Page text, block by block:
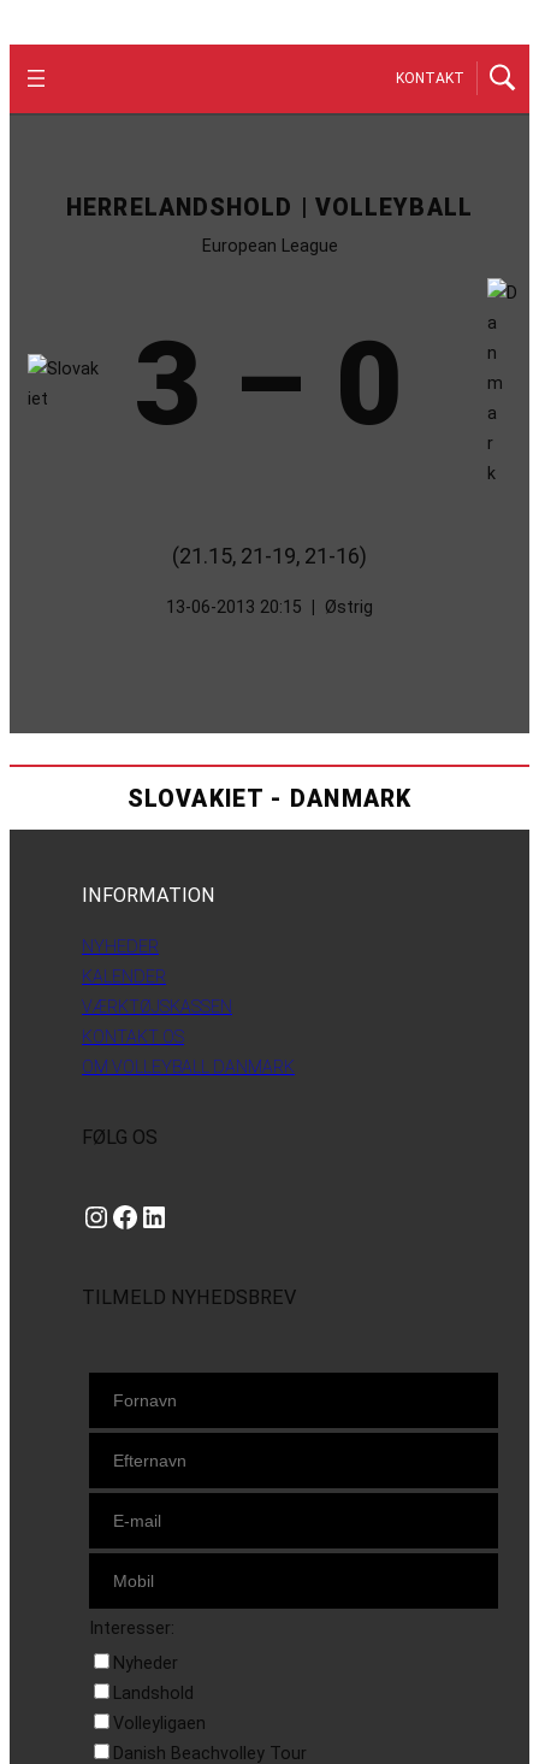
KONTAKT
HERRELANDSHOLD | VOLLEYBALL
European League
3 – 0
(21.15, 21-19, 21-16)
13-06-2013 20:15 Østrig
SLOVAKIET - DANMARK
INFORMATION
NYHEDER
KALENDER
VÆRKTØJSKASSEN
KONTAKT OS
OM VOLLEYBALL DANMARK
FØLG OS
Instagram https://www.facebook.com/danishbeachvolleytour LinkedIn
TILMELD NYHEDSBREV
Interesser:
Nyheder
Landshold
Volleyligaen
Danish Beachvolley Tour